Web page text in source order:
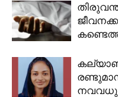
നവവധു